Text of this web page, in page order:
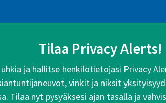
Tilaa Privacy Alerts!
ja hallitse henkilötietojasi Privacy
vinkit ja niksit
Tilaa nyt pysyäksesi ajan tasalla ja